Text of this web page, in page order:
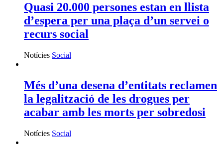
Quasi 20.000 persones estan en llista
d’espera per una plaça d’un servei o
recurs social
Notícies Social
Més d’una desena d’entitats reclamen
la legalització de les drogues per
acabar amb les morts per sobredosi
Notícies Social